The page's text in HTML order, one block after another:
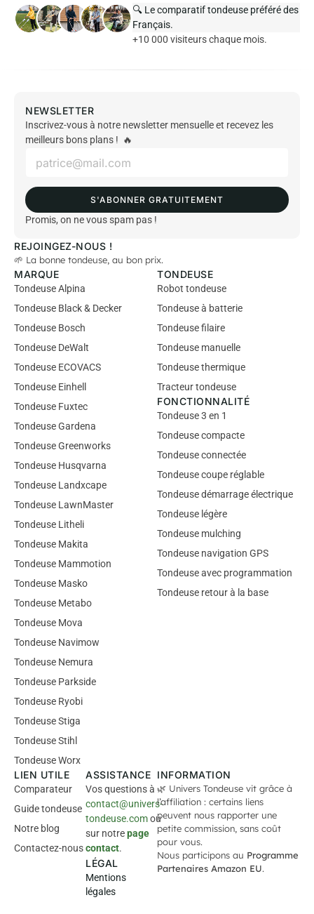
🔍 Le comparatif tondeuse préféré des
Français.
+10 000 visiteurs chaque mois.
NEWSLETTER
Inscrivez-vous à notre newsletter mensuelle et recevez les
meilleurs bons plans ! 🔥
i
l
*
S'ABONNER GRATUITEMENT
Promis, on ne vous spam pas !
REJOINGEZ-NOUS !
🌱 La bonne tondeuse, au bon prix.
MARQUE
Tondeuse Alpina
Tondeuse Black & Decker
Tondeuse Bosch
Tondeuse DeWalt
Tondeuse ECOVACS
Tondeuse Einhell
Tondeuse Fuxtec
Tondeuse Gardena
Tondeuse Greenworks
Tondeuse Husqvarna
Tondeuse Landxcape
Tondeuse LawnMaster
Tondeuse Litheli
Tondeuse Makita
Tondeuse Mammotion
Tondeuse Masko
Tondeuse Metabo
Tondeuse Mova
Tondeuse Navimow
Tondeuse Nemura
Tondeuse Parkside
Tondeuse Ryobi
Tondeuse Stiga
Tondeuse Stihl
Tondeuse Worx
TONDEUSE
Robot tondeuse
Tondeuse à batterie
Tondeuse filaire
Tondeuse manuelle
Tondeuse thermique
Tracteur tondeuse
FONCTIONNALITÉ
Tondeuse 3 en 1
Tondeuse compacte
Tondeuse connectée
Tondeuse coupe réglable
Tondeuse démarrage électrique
Tondeuse légère
Tondeuse mulching
Tondeuse navigation GPS
Tondeuse avec programmation
Tondeuse retour à la base
LIEN UTILE
Comparateur
Guide tondeuse
Notre blog
Contactez-nous
ASSISTANCE
Vos questions à
contact@univers-
tondeuse.comou
sur notrepage
contact.
LÉGAL
Mentions
légales
INFORMATION
🌿 Univers Tondeuse vit grâce à
l’affiliation : certains liens
peuvent nous rapporter une
petite commission, sans coût
pour vous.
Nous participons au Programme
Partenaires Amazon EU.